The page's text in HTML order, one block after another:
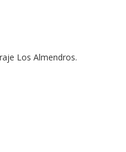
Los Almendros.